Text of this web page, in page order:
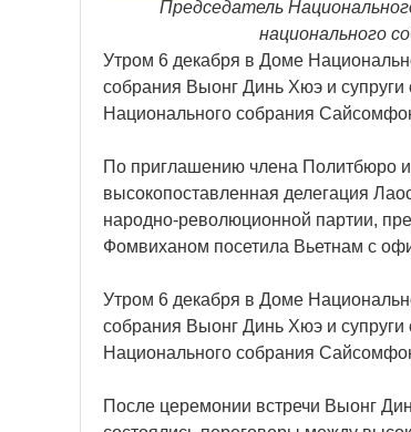
Председатель
национального
Утром 6 декабря в Доме
собрания Выонг Динь Хюэ и супруги
Национального собрания
По приглашению члена Политбюро
высокопоставленная делегация
народно-революционной партии,
Фомвиханом посетила Вьетнам с
Утром 6 декабря в Доме
собрания Выонг Динь Хюэ и супруги
Национального собрания
После церемонии встречи Выонг